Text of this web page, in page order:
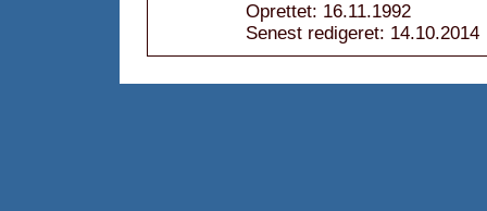
Oprettet: 16.11.1992
Senest redigeret: 14.10.2014